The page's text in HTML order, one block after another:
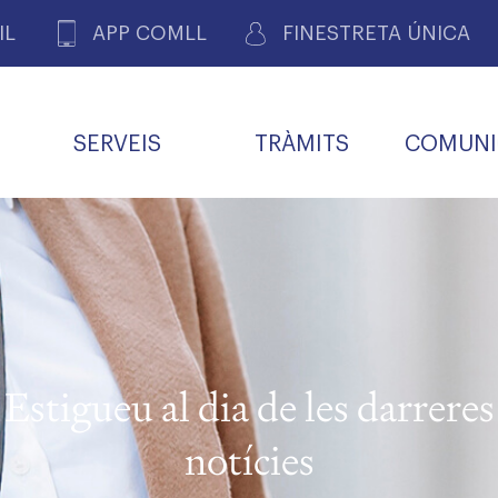
APP COMLL FINESTRETA ÚNICA
DE PACIENTS DE LLEIDA
SERVEIS TRÀMITS
DE GOVERN COMISSIÓ DEONTOLÒGICA
INFORMÀTICA I NOVES
TECNOLOGIES
DE FEINA
ALERTES
FARMACÈUTIQUES
R
CARNET METGE
COL·LEGIAT
Estigueu al dia de les darreres
notícies